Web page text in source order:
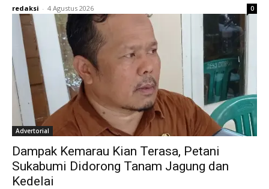
redaksi - 4 Agustus 2026 0
Advertorial
Dampak Kemarau Kian Terasa, Petani
Sukabumi Didorong Tanam Jagung dan
Kedelai